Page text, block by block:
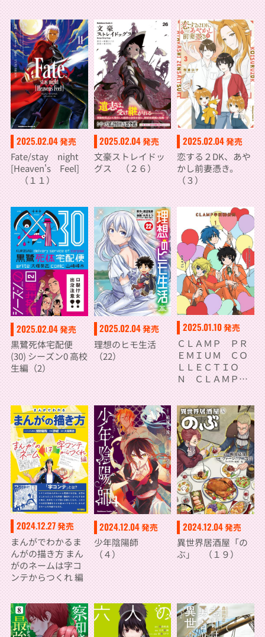
2025.02.04発売
Fate/stay night
[Heaven's Feel]
（１１）
2025.02.04発売
文豪ストレイドッ
グス （２６）
2025.02.04発売
恋する２DK、あや
かし前妻憑き。
（３）
2025.02.04発売
黒鷺死体宅配便
(30) シーズン0 高校
生編（2）
2025.02.04発売
理想のヒモ生活
（22）
2025.01.10発売
ＣＬＡＭＰ ＰＲ
ＥＭＩＵＭ ＣＯ
ＬＬＥＣＴＩＯ
Ｎ ＣＬＡＭＰ学
2024.12.27発売
まんがでわかるま
んがの描き方 まん
がのネームは字コ
ンテからつくれ 編
2024.12.04発売
少年陰陽師
（４）
2024.12.04発売
異世界居酒屋「の
ぶ」 （１９）